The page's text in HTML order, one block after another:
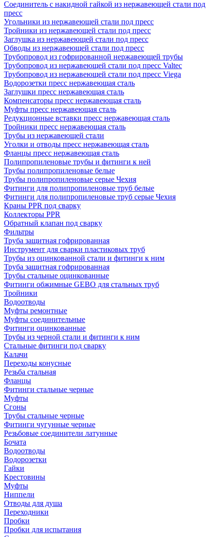
Соединитель с накидной гайкой из нержавеющей стали под
пресс
Угольники из нержавеющей стали под пресс
Тройники из нержавеющей стали под пресс
Заглушка из нержавеющей стали под пресс
Обводы из нержавеющей стали под пресс
Трубопровод из гофрированной нержавеющей трубы
Трубопровод из нержавеющей стали под пресс Valtec
Трубопровод из нержавеющей стали под пресс Viega
Водорозетки пресс нержавеющая сталь
Заглушки пресс нержавеющая сталь
Компенсаторы пресс нержавеющая сталь
Муфты пресс нержавеющая сталь
Редукционные вставки пресс нержавеющая сталь
Тройники пресс нержавеющая сталь
Трубы из нержавеющей стали
Уголки и отводы пресс нержавеющая сталь
Фланцы пресс нержавеющая сталь
Полипропиленовые трубы и фитинги к ней
Трубы полипропиленовые белые
Трубы полипропиленовые серые Чехия
Фитинги для полипропиленовые труб белые
Фитинги для полипропиленовые труб серые Чехия
Краны PPR под сварку
Коллекторы PPR
Обратный клапан под сварку
Фильтры
Труба защитная гофрированная
Инструмент для сварки пластиковых труб
Трубы из оцинкованной стали и фитинги к ним
Труба защитная гофрированная
Трубы стальные оцинкованные
Фитинги обжимные GEBO для стальных труб
Тройники
Водоотводы
Муфты ремонтные
Муфты соединительные
Фитинги оцинкованные
Трубы из черной стали и фитинги к ним
Стальные фитинги под сварку
Калачи
Переходы конусные
Резьба стальная
Фланцы
Фитинги стальные черные
Муфты
Сгоны
Трубы стальные черные
Фитинги чугунные черные
Резьбовые соединители латунные
Бочата
Водоотводы
Водорозетки
Гайки
Крестовины
Муфты
Ниппели
Отводы для душа
Переходники
Пробки
Пробки для испытания